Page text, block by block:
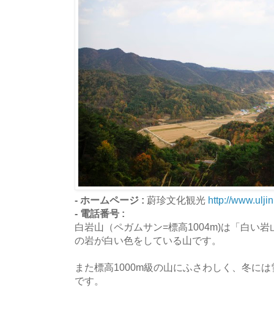
- ホームページ : 蔚珍文化観光 http://
- 電話番号 :
白岩山（ペガムサン=標高1004m)は「白い
の岩が白い色をしている山です。
また標高1000m級の山にふさわしく、冬に
です。